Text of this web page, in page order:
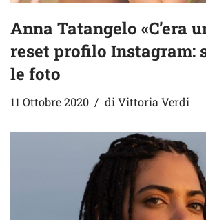
Anna Tatangelo «C’era
reset profilo Instagram:
le foto
11 Ottobre 2020 di Vittoria Verdi